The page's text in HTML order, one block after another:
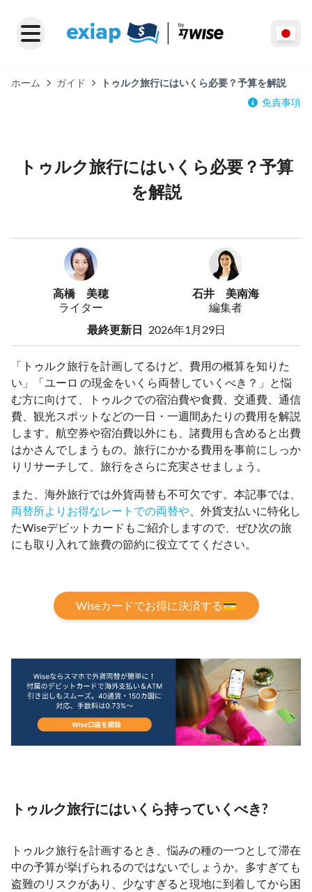
ホーム ガイド
トゥルク旅行にはいくら必要？予算を解説
免責事項
トゥルク旅行にはいくら必要？予算
を解説
高橋 美穂
ライター
石井 美南海
編集者
最終更新日 2026年1月29日
「トゥルク旅行を計画してるけど、費用の概算を知りた
い」「ユーロ の現金をいくら両替していくべき？」と悩
む方に向けて、トゥルクでの宿泊費や食費、交通費、通信
費、観光スポットなどの一日・一週間あたりの費用を解説
します。航空券や宿泊費以外にも、諸費用も含めると出費
はかさんでしまうもの。旅行にかかる費用を事前にしっか
りリサーチして、旅行をさらに充実させましょう。
また、海外旅行では外貨両替も不可欠です。本記事では、
両替所よりお得なレートでの両替や 、外貨支払いに特化し
たWiseデビットカードもご紹介しますので、ぜひ次の旅
にも取り入れて旅費の節約に役立ててください。
Wiseカードでお得に決済する💳
トゥルク旅行にはいくら持っていくべき?
トゥルク旅行を計画するとき、悩みの種の一つとして滞在
中の予算が挙げられるのではないでしょうか。多すぎても
盗難のリスクがあり、少なすぎると現地に到着してから困